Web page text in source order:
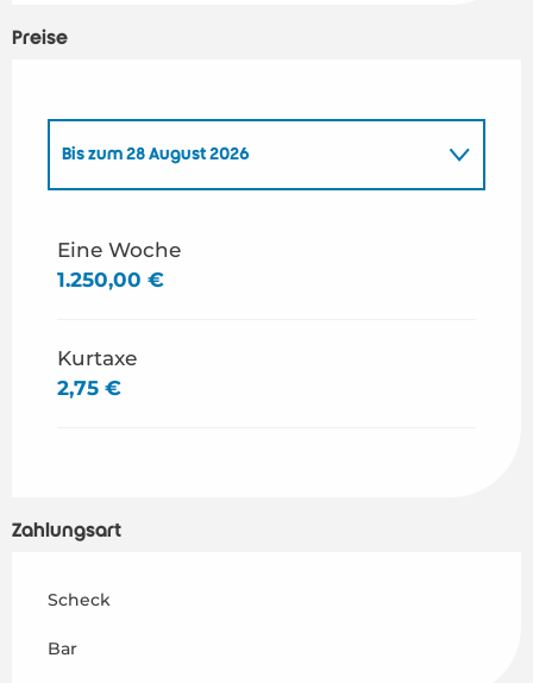
Preise
Bis zum 28 August 2026
ab29 August 2026
Eine Woche
1.250,00 €
Kurtaxe
2,75 €
Zahlungsart
Scheck
Bar